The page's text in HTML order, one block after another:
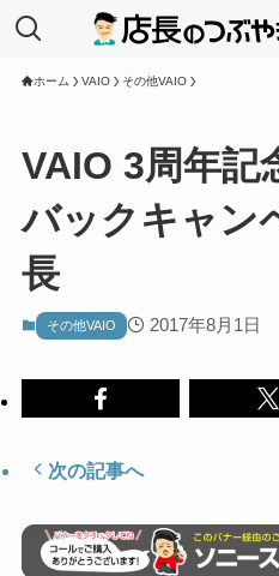
ホーム VAIO その他VAIO
VAIO 3周年記
バックキャン
長
その他VAIO 2017年8月1日
次の記事へ